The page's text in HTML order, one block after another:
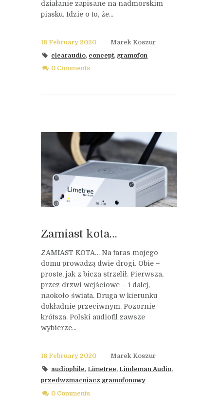
działanie zapisane na nadmorskim
piasku. Idzie o to, że...
18 February 2020
Marek Koszur
clearaudio, concept, gramofon
0 Comments
Zamiast kota…
ZAMIAST KOTA… Na taras mojego
domu prowadzą dwie drogi. Obie –
proste, jak z bicza strzelił. Pierwsza,
przez drzwi wejściowe – i dalej,
naokoło świata. Druga w kierunku
dokładnie przeciwnym. Pozornie
krótsza. Polski audiofil zawsze
wybierze...
18 February 2020
Marek Koszur
audiophile,Limetree,Lindeman Audio,
przedwzmacniacz gramofonowy
0 Comments